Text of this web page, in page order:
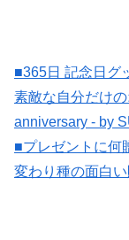
■365日 記念日グ
素敵な自分だけ
anniversary - by
■プレゼントに何
変わり種の面白い